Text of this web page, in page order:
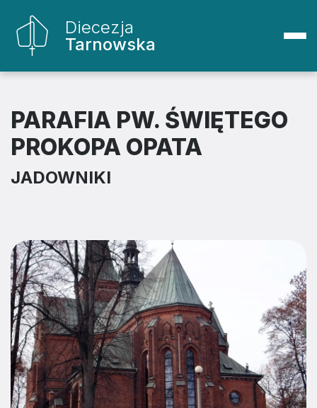
Diecezja
Tarnowska
PARAFIA PW. ŚWIĘTEGO
PROKOPA OPATA
JADOWNIKI